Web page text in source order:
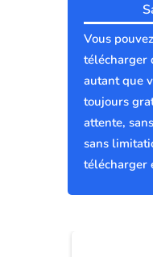
Vous
télécharger
autant que
toujours
attente,
sans
télécharger